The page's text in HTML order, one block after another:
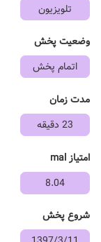
تلویزیون
وضعیت پخش
اتمام پخش
مدت زمان
23 دقیقه
امتیاز mal
8.04
شروع پخش